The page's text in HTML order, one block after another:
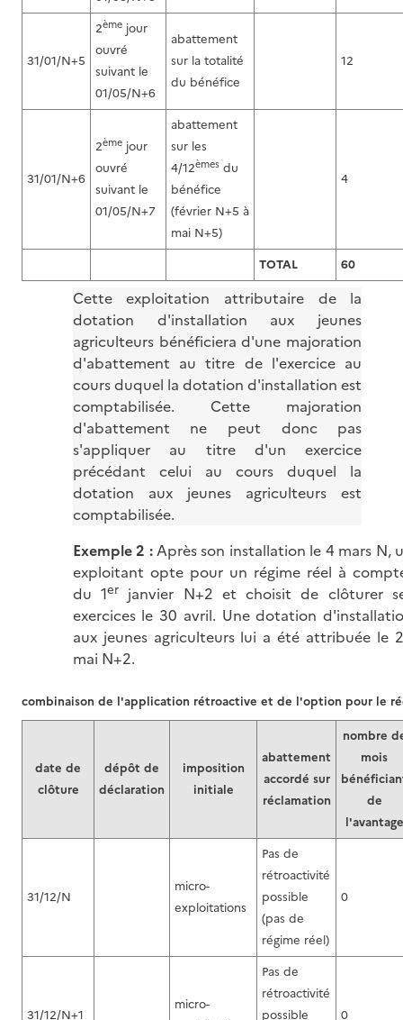
31/01/N+5
2ème jour
ouvré
suivant le
01/05/N+6
abattement
sur la totalité
du bénéfice
12
31/01/N+6
2ème jour
ouvré
suivant le
01/05/N+7
abattement
sur les
4/12èmes du
bénéfice
(février N+5 à
mai N+5)
4
TOTAL 60
Cette exploitation attributaire de la
dotation d'installation aux jeunes
agriculteurs bénéficiera d'une majoration
d'abattement au titre de l'exercice au
cours duquel la dotation d'installation est
comptabilisée. Cette majoration
d'abattement ne peut donc pas
s'appliquer au titre d'un exercice
précédant celui au cours duquel la
dotation aux jeunes agriculteurs est
comptabilisée.
Exemple 2 :Après son installation le 4 mars N,
exploitant opte pour un régime réel à
du 1er janvier N+2 et choisit de clôturer
exercices le 30 avril. Une dotation
aux jeunes agriculteurs lui a été attribuée le
mai N+2.
date de
clôture
dépôt de
déclaration
imposition
initiale
abattement
accordé sur
réclamation
nombre
mois
de
l'avantage
31/12/N
micro-
exploitations
Pas de
rétroactivité
possible
(pas de
régime réel)
0
31/12/N+1
micro-
Pas de
rétroactivité
possible
0
combinaison de l'application rétroactive et de l'option pour le